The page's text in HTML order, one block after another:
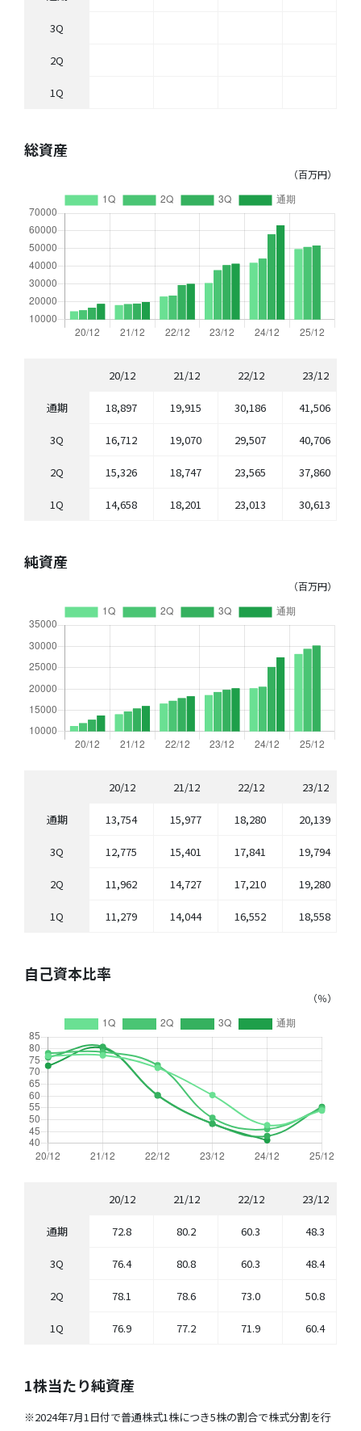
3Q
2Q
1Q
総資産
（百万円）
通期
3Q
2Q
1Q
20/12
18,897
16,712
15,326
14,658
21/12
19,915
19,070
18,747
18,201
22/12
30,186
29,507
23,565
23,013
23/12
41,506
40,706
37,860
30,613
純資産
（百万円）
通期
3Q
2Q
1Q
20/12
13,754
12,775
11,962
11,279
21/12
15,977
15,401
14,727
14,044
22/12
18,280
17,841
17,210
16,552
23/12
20,139
19,794
19,280
18,558
自己資本比率
（％）
通期
3Q
2Q
1Q
20/12
72.8
76.4
78.1
76.9
21/12
80.2
80.8
78.6
77.2
22/12
60.3
60.3
73.0
71.9
23/12
48.3
48.4
50.8
60.4
1株当たり純資産
※2024年7月1日付で普通株式1株につき5株の割合で株式分割を行